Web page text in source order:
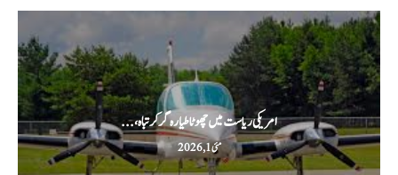
امریکی ریاست میں چھوٹا طیارہ گر کر تباہ،...
مئی 1, 2026